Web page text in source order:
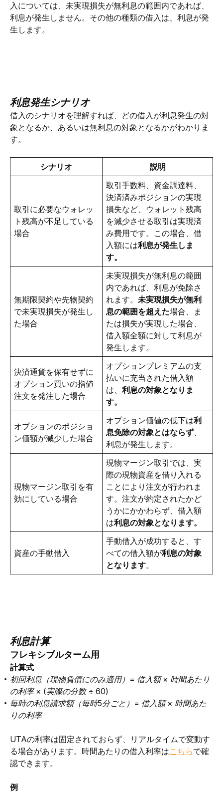
入については、未実現損失が無利息の範囲内であれば、
利息が発生しません。その他の種類の借入は、利息が発
生します。
利息発生シナリオ
借入のシナリオを理解すれば、どの借入が利息発生の対
象となるか、あるいは無利息の対象となるかがわかりま
す。
シナリオ 説明
取引に必要なウォレッ
ト残高が不足している
場合
取引手数料、資金調達料、
決済済みポジションの実現
損失など、ウォレット残高
を減少させる取引は実現済
み費用です。この場合、借
入額には利息が発生しま
す。
無期限契約や先物契約
で未実現損失が発生し
た場合
未実現損失が無利息の範囲
内であれば、利息が免除さ
れます。 未実現損失が無利
息の範囲を超えた場合、ま
たは損失が実現した場合、
借入額全額に対して利息が
発生します。
決済通貨を保有せずに
オプション買いの指値
注文を発注した場合
オプションプレミアムの支
払いに充当された借入額
は、 利息の対象となりま
す。
オプションのポジショ
ン価額が減少した場合
オプション価値の低下は利
息免除の対象とはならず、
利息が発生します。
現物マージン取引を有
効にしている場合
現物マージン取引では、実
際の現物資産を借り入れる
ことにより注文が行われま
す。注文が約定されたかど
うかにかかわらず、借入額
は利息の対象となります。
資産の手動借入
手動借入が成功すると、す
べての借入額が利息の対象
となります。
利息計算
フレキシブルターム用
計算式
初回利息（現物負債にのみ適用）= 借入額 × 時間あたり
の利率 × (実際の分数 ÷ 60)
毎時の利息請求額（毎時5分ごと）= 借入額 × 時間あた
りの利率
UTAの利率は固定されておらず、リアルタイムで変動す
る場合があります。時間あたりの借入利率はこちらで確
認できます。
例